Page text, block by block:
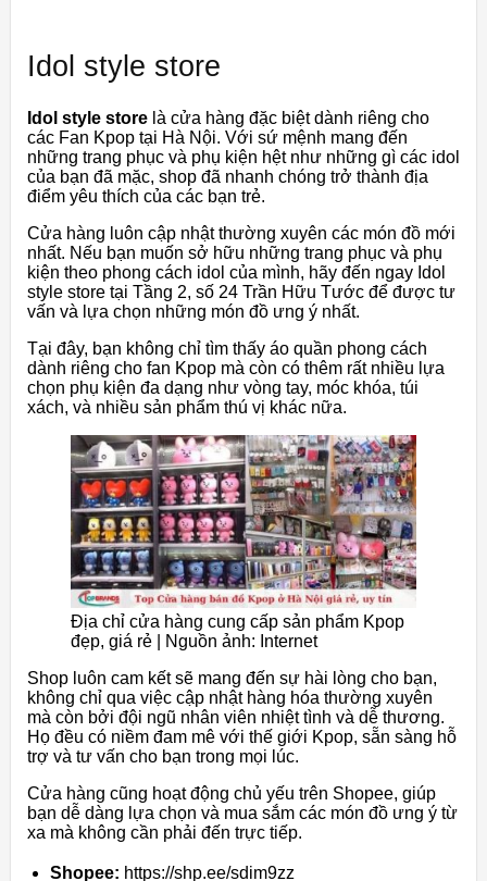
Idol style store
Idol style store là cửa hàng đặc biệt dành riêng cho
các Fan Kpop tại Hà Nội. Với sứ mệnh mang đến
những trang phục và phụ kiện hệt như những gì các idol
của bạn đã mặc, shop đã nhanh chóng trở thành địa
điểm yêu thích của các bạn trẻ.
Cửa hàng luôn cập nhật thường xuyên các món đồ mới
nhất. Nếu bạn muốn sở hữu những trang phục và phụ
kiện theo phong cách idol của mình, hãy đến ngay Idol
style store tại Tầng 2, số 24 Trần Hữu Tước để được tư
vấn và lựa chọn những món đồ ưng ý nhất.
Tại đây, bạn không chỉ tìm thấy áo quần phong cách
dành riêng cho fan Kpop mà còn có thêm rất nhiều lựa
chọn phụ kiện đa dạng như vòng tay, móc khóa, túi
xách, và nhiều sản phẩm thú vị khác nữa.
Địa chỉ cửa hàng cung cấp sản phẩm Kpop
đẹp, giá rẻ | Nguồn ảnh: Internet
Shop luôn cam kết sẽ mang đến sự hài lòng cho bạn,
không chỉ qua việc cập nhật hàng hóa thường xuyên
mà còn bởi đội ngũ nhân viên nhiệt tình và dễ thương.
Họ đều có niềm đam mê với thế giới Kpop, sẵn sàng hỗ
trợ và tư vấn cho bạn trong mọi lúc.
Cửa hàng cũng hoạt động chủ yếu trên Shopee, giúp
bạn dễ dàng lựa chọn và mua sắm các món đồ ưng ý từ
xa mà không cần phải đến trực tiếp.
Shopee: https://shp.ee/sdim9zz